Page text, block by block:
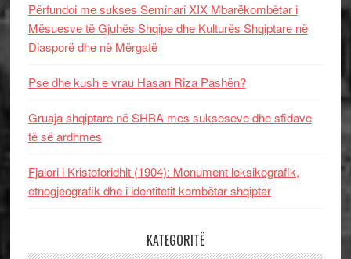
Përfundoi me sukses Seminari XIX Mbarëkombëtar i
Mësuesve të Gjuhës Shqipe dhe Kulturës Shqiptare në
Diasporë dhe në Mërgatë
Pse dhe kush e vrau Hasan Riza Pashën?
Gruaja shqiptare në SHBA mes sukseseve dhe sfidave
të së ardhmes
Fjalori i Kristoforidhit (1904): Monument leksikografik,
etnogjeografik dhe i identitetit kombëtar shqiptar
KATEGORITË